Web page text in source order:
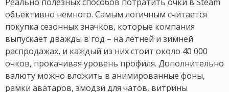
объективно немного. Самым логичным считается
покупка сезонных значков, которые компания
выпускает дважды в год – на летней и зимней
распродажах, и каждый из них стоит около 40 000
очков, прокачивая уровень профиля. Дополнительно
валюту можно вложить в анимированные фоны,
рамки аватаров, эмодзи для чатов, витрины